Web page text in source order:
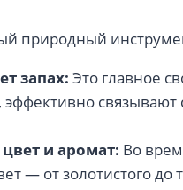
природный
запах: Это главное
и аромат: Во
— от золотистого